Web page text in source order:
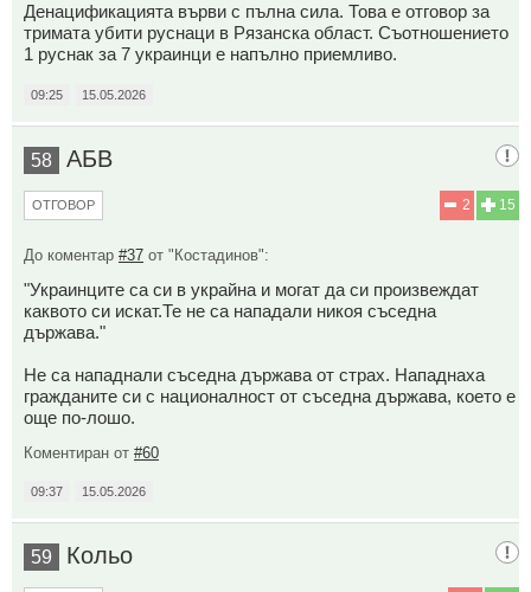
Денацификацията върви с пълна сила. Това е отговор за
тримата убити руснаци в Рязанска област. Съотношението
1 руснак за 7 украинци е напълно приемливо.
09:25 15.05.2026
58 АБВ
15
2
ОТГОВОР
До коментар #37 от "Костадинов":
"Украинците са си в украйна и могат да си произвеждат
каквото си искат.Те не са нападали никоя съседна
държава."
Не са нападнали съседна държава от страх. Нападнаха
гражданите си с националност от съседна държава, което е
още по-лошо.
Коментиран от #60
09:37 15.05.2026
59 Кольо